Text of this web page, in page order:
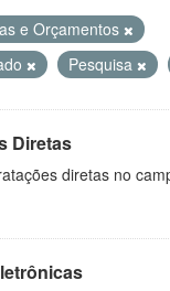
e Orçamentos
Pesquisa
Diretas
diretas no